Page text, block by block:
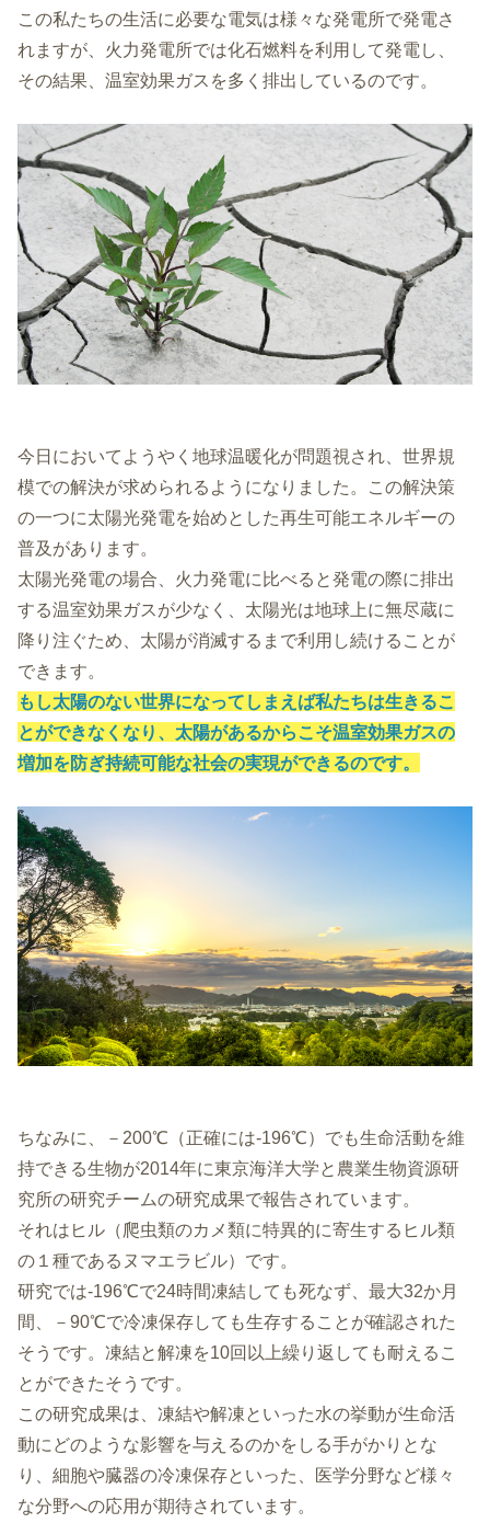
この私たちの生活に必要な電気は様々な発電所で発電さ
れますが、火力発電所では化石燃料を利用して発電し、
その結果、温室効果ガスを多く排出しているのです。
今日においてようやく地球温暖化が問題視され、世界規
模での解決が求められるようになりました。この解決策
の一つに太陽光発電を始めとした再生可能エネルギーの
普及があります。
太陽光発電の場合、火力発電に比べると発電の際に排出
する温室効果ガスが少なく、太陽光は地球上に無尽蔵に
降り注ぐため、太陽が消滅するまで利用し続けることが
できます。
もし太陽のない世界になってしまえば私たちは生きるこ
とができなくなり、太陽があるからこそ温室効果ガスの
増加を防ぎ持続可能な社会の実現ができるのです。
ちなみに、－200℃（正確には-196℃）でも生命活動を維
持できる生物が2014年に東京海洋大学と農業生物資源研
究所の研究チームの研究成果で報告されています。
それはヒル（爬虫類のカメ類に特異的に寄生するヒル類
の１種であるヌマエラビル）です。
研究では-196℃で24時間凍結しても死なず、最大32か月
間、－90℃で冷凍保存しても生存することが確認された
そうです。凍結と解凍を10回以上繰り返しても耐えるこ
とができたそうです。
この研究成果は、凍結や解凍といった水の挙動が生命活
動にどのような影響を与えるのかをしる手がかりとな
り、細胞や臓器の冷凍保存といった、医学分野など様々
な分野への応用が期待されています。